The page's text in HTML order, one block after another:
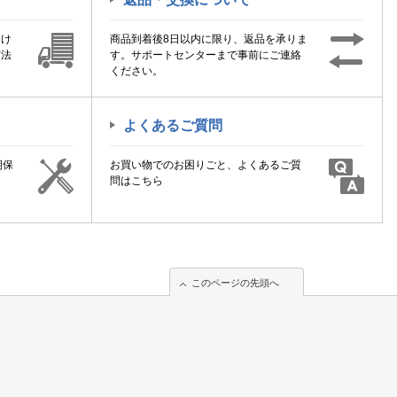
商品到着後8日以内に限り、返品を承りま
す。サポートセンターまで事前にご連絡
ください。
保
よくあるご質問
お買い物でのお困りごと、よくあるご質
問はこちら
このページの先頭へ
このページの先頭へ